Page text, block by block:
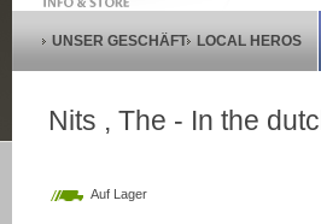
UNSER GESCHÄFT LOCAL HEROS
Nits , The - In the
Auf Lager